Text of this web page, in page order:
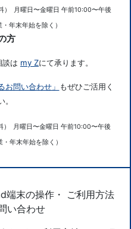
月曜日〜金曜日 午前10:00〜午後
・年末年始を除く）
方
は my Zにて承ります。
お問い合わせ」 もぜひご活用く
。
月曜日〜金曜日 午前10:00〜午後
・年末年始を除く）
末の操作・ ご利用方法
い合わせ